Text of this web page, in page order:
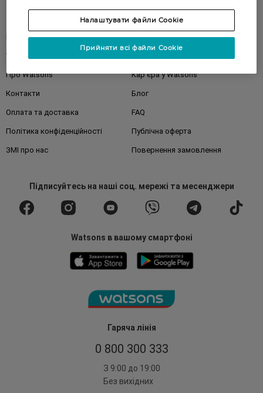
Гаряча лінія
0 800 300 333
З 9:00 до 19:00
Без вихідних
Правила та умови Магазини
Watsons Club
Про Watsons Кар'єра у Watsons
Контакти Блог
Оплата та доставка FAQ
Політика конфіденційності Публічна оферта
ЗМІ про нас Повернення замовлення
Підписуйтесьна наші соц. мережі та месенджери
Watsons в вашому смартфоні
Налаштувати файли Cookie
Прийняти всі файли Cookie